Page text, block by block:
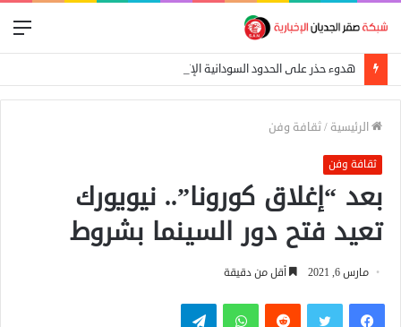
الرئيسية /ثقافة وفن
ثقافة وفن
بعد “إغلاق كورونا”.. نيويورك
تعيد فتح دور السينما بشروط
مارس 6, 2021 أقل من دقيقة
فيسبوكتويتر واتساب تيلقرام